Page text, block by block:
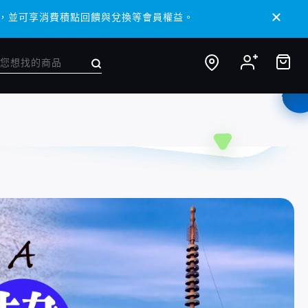
可享消費積點回饋與兌換等會員權益。
可享消費積點回饋與兌換等會員權益。